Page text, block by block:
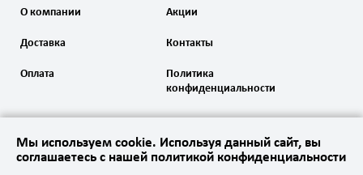
О компании
Доставка
Оплата
Акции
Контакты
Политика
конфиденциальности
Мы используем cookie. Используя данный сайт, вы
соглашаетесь с нашей политикой конфиденциальности